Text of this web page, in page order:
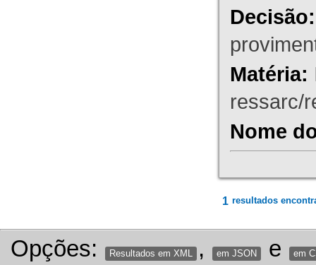
Decisão:
Matéria:
ressarc/
Nome
1 resultados
Opções: Resultados em XML , em JSON e em